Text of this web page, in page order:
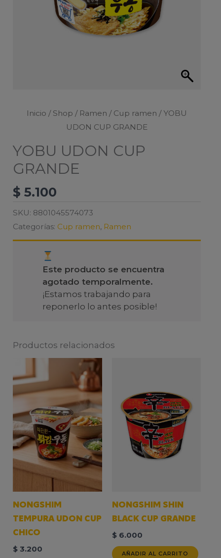
Inicio / Shop / Ramen / Cup ramen / YOBU
UDON CUP GRANDE
YOBU UDON CUP
GRANDE
$ 5.100
SKU: 8801045574073
Categorías: Cup ramen, Ramen
Este producto se encuentra
agotado temporalmente.
¡Estamos trabajando para
reponerlo lo antes posible!
Productos relacionados
NONGSHIM
TEMPURA UDON CUP
CHICO
$ 3.200
NONGSHIM SHIN
BLACK CUP GRANDE
$6.000
AÑADIR AL CARRITO